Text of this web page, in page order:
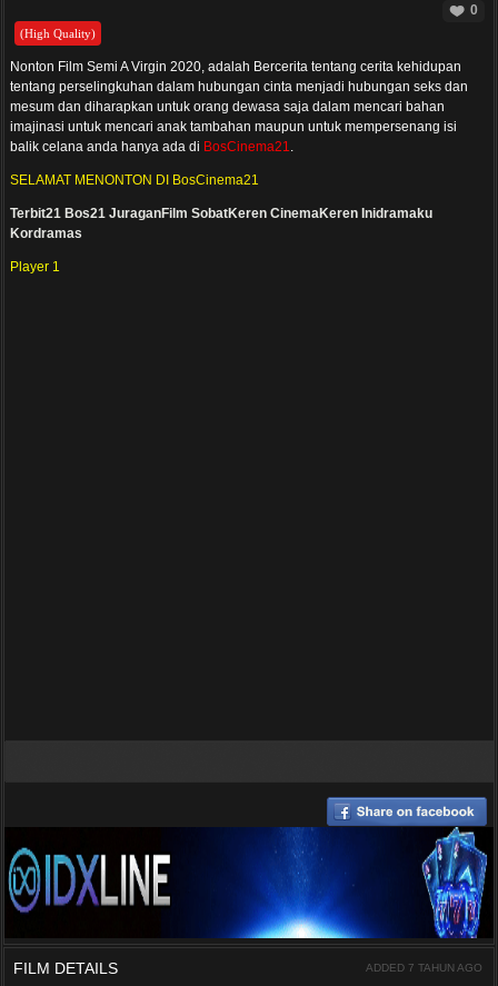
0
(High Quality)
Nonton Film Semi A Virgin 2020, adalah Bercerita tentang cerita kehidupan
tentang perselingkuhan dalam hubungan cinta menjadi hubungan seks dan
mesum dan diharapkan untuk orang dewasa saja dalam mencari bahan
imajinasi untuk mencari anak tambahan maupun untuk mempersenang isi
balik celana anda hanya ada di BosCinema21.
SELAMAT MENONTON DI BosCinema21
Terbit21 Bos21 JuraganFilm SobatKeren CinemaKeren Inidramaku
Kordramas
Player 1
FILM DETAILS ADDED 7 TAHUN AGO